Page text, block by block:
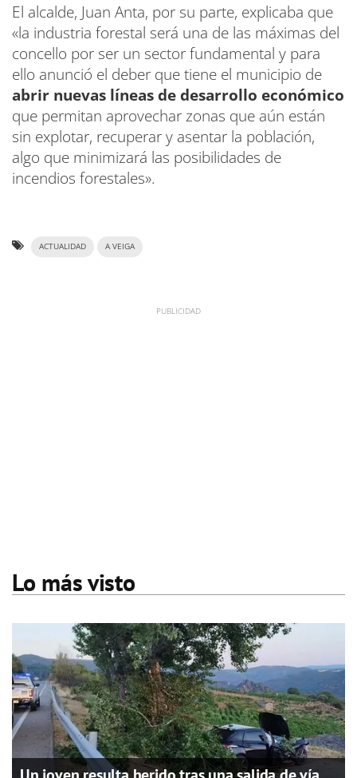
El alcalde, Juan Anta, por su parte, explicaba que
«la industria forestal será una de las máximas del
concello por ser un sector fundamental y para
ello anunció el deber que tiene el municipio de
abrir nuevas líneas de desarrollo económico
que permitan aprovechar zonas que aún están
sin explotar, recuperar y asentar la población,
algo que minimizará las posibilidades de
incendios forestales».
ACTUALIDAD A VEIGA
Lo más visto